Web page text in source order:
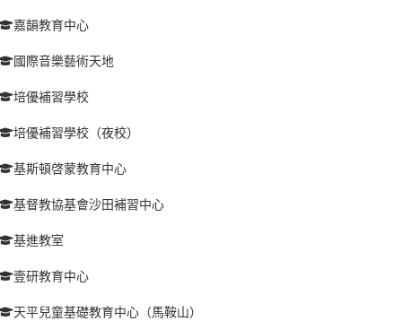
嘉韻教育中心
國際音樂藝術天地
培優補習學校
培優補習學校（夜校）
基斯頓啓蒙教育中心
基督教協基會沙田補習中心
基進教室
壹研教育中心
天平兒童基礎教育中心（馬鞍山）